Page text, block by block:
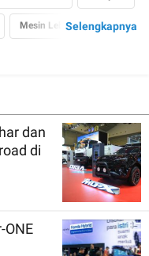
Mesin Lebih Bertenaga
Selengkapnya
dan
di
ONE